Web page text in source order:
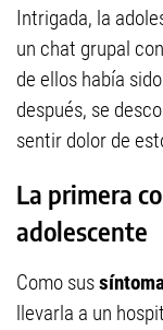
Intrigada, la
un chat grupal
de ellos había
después, se
sentir dolor de
La primera
adolescente
Como sus
llevarla a un